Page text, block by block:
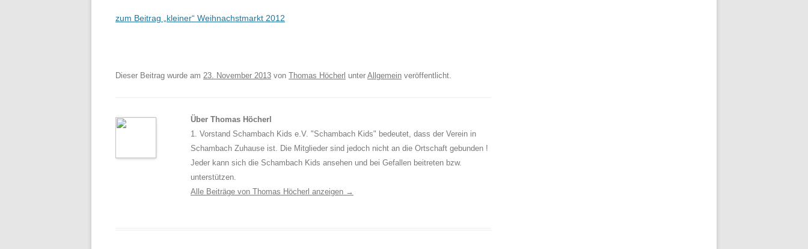
zum Beitrag „kleiner“ Weihnachstmarkt 2012
Dieser Beitrag wurde am 23. November 2013 von Thomas Höcherl unter Allgemein veröffentlicht.
Über Thomas Höcherl
1. Vorstand Schambach Kids e.V. "Schambach Kids" bedeutet, dass der Verein in
Schambach Zuhause ist. Die Mitglieder sind jedoch nicht an die Ortschaft gebunden !
Jeder kann sich die Schambach Kids ansehen und bei Gefallen beitreten bzw.
unterstützen.
Alle Beiträge von Thomas Höcherl anzeigen →